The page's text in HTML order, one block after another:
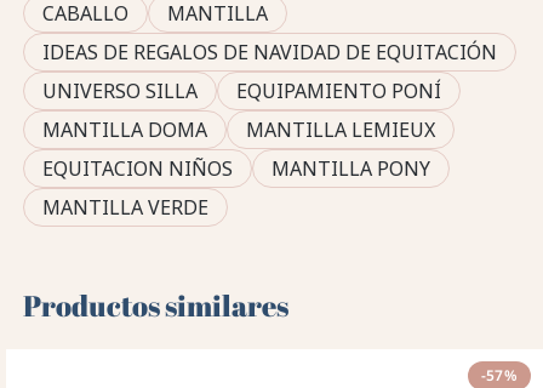
CABALLO
MANTILLA
IDEAS DE REGALOS DE NAVIDAD DE EQUITACIÓN
UNIVERSO SILLA
EQUIPAMIENTO PONÍ
MANTILLA DOMA
MANTILLA LEMIEUX
EQUITACION NIÑOS
MANTILLA PONY
MANTILLA VERDE
Productos similares
-57%